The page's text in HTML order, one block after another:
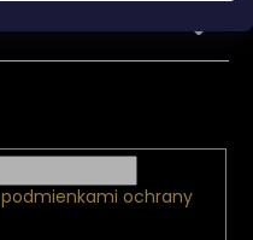
podmienkami ochrany